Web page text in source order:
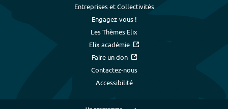
Entreprises et Collectivités
Engagez-vous !
Les Thèmes Elix
Elix académie
Faire un don
Contactez-nous
Accessibilité